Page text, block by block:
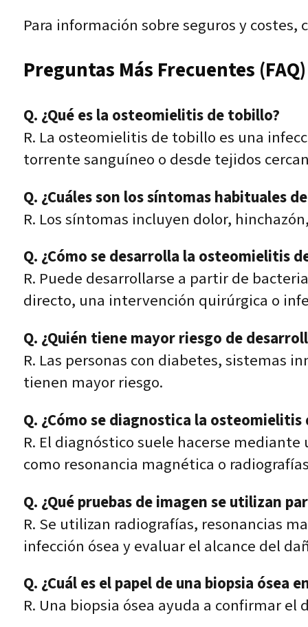
Para información sobre seguros y
Preguntas Más Frecuentes (FAQ)
Q. ¿Qué es la osteomielitis de tobillo?
R. La osteomielitis de tobillo es una
torrente sanguíneo o desde tejidos
Q. ¿Cuáles son los síntomas habituales
R. Los síntomas incluyen dolor,
Q. ¿Cómo se desarrolla la osteomielitis
R. Puede desarrollarse a partir de
directo, una intervención quirúrgica o
Q. ¿Quién tiene mayor riesgo de
R. Las personas con diabetes, sistemas
tienen mayor riesgo.
Q. ¿Cómo se diagnostica la
R. El diagnóstico suele hacerse
como resonancia magnética o
Q. ¿Qué pruebas de imagen se utilizan
R. Se utilizan radiografías, resonancias
infección ósea y evaluar el alcance del
Q. ¿Cuál es el papel de una biopsia ósea
R. Una biopsia ósea ayuda a confirmar